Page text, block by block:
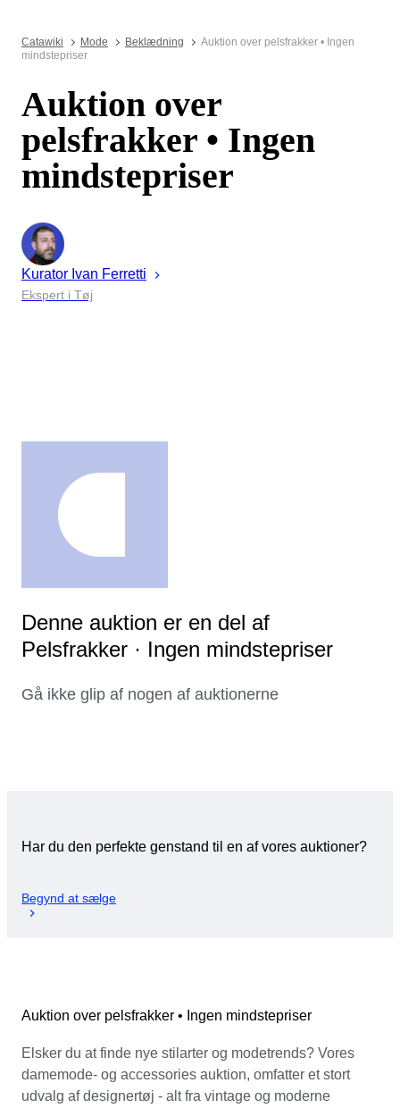
Catawiki Mode Beklædning
Auktion over pelsfrakker • Ingen
mindstepriser
Auktion over
pelsfrakker • Ingen
mindstepriser
Kurator Ivan Ferretti
Ekspert i Tøj
Denne auktion er en del af
Pelsfrakker · Ingen mindstepriser
Gå ikke glip af nogen af auktionerne
Har du den perfekte genstand til en af vores auktioner?
Begynd at sælge
Auktion over pelsfrakker • Ingen mindstepriser
Elsker du at finde nye stilarter og modetrends? Vores
damemode- og accessories auktion, omfatter et stort
udvalg af designertøj - alt fra vintage og moderne